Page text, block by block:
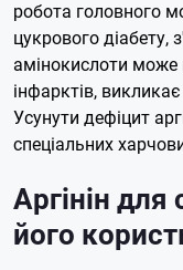
робота головного
цукрового діабету,
амінокислоти може
інфарктів,
Усунути дефіцит
спеціальних
Аргінін
його